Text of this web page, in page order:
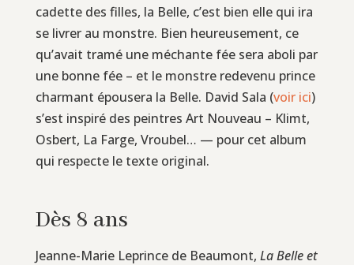
cadette des filles, la Belle, c’est bien elle qui ira
se livrer au monstre. Bien heureusement, ce
qu’avait tramé une méchante fée sera aboli par
une bonne fée – et le monstre redevenu prince
charmant épousera la Belle. David Sala (voir ici)
s’est inspiré des peintres Art Nouveau – Klimt,
Osbert, La Farge, Vroubel… — pour cet album
qui respecte le texte original.
Dès 8 ans
Jeanne-Marie Leprince de Beaumont, La Belle et